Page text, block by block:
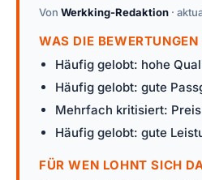
Von Werkking-Redaktion ·
WAS DIE BEWERTUNGEN
Häufig gelobt: hohe
Häufig gelobt: gute
Mehrfach kritisiert:
Häufig gelobt: gute
FÜR WEN LOHNT SICH